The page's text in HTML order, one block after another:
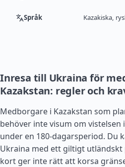
Språk Kazakiska,
Inresa till Ukraina för
Kazakstan: regler och
Medborgare i Kazakstan som
behöver inte visum om
under en 180-dagarsperiod. Du
Ukraina med ett giltigt utländskt
kort ger inte rätt att korsa